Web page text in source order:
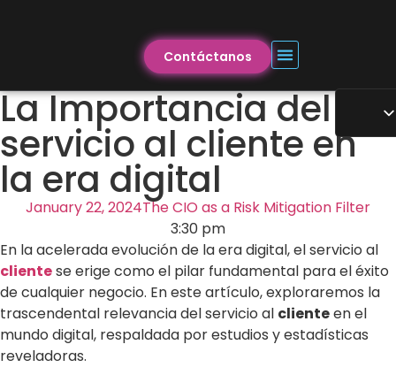
Contáctanos
La Importancia del
servicio al cliente en
la era digital
January 22, 2024The CIO as a Risk Mitigation Filter
3:30 pm
En la acelerada evolución de la era digital, el servicio al
clientese erige como el pilar fundamental para el éxito
de cualquier negocio. En este artículo, exploraremos la
trascendental relevancia del servicio al clienteen el
mundo digital, respaldada por estudios y estadísticas
reveladoras.